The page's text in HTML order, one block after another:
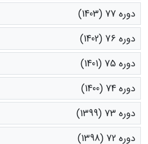
دوره 77 (1403)
دوره 76 (1402)
دوره 75 (1401)
دوره 74 (1400)
دوره 73 (1399)
دوره 72 (1398)